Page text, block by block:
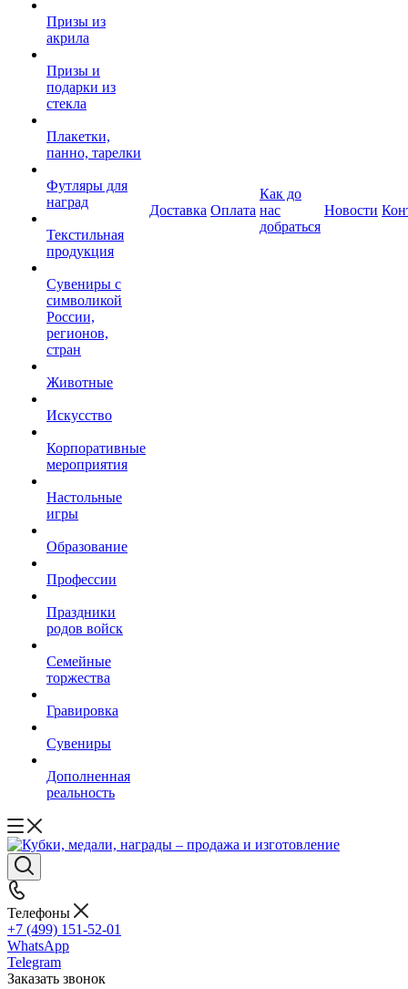
Призы из
акрила
Призы и
подарки из
стекла
Плакетки,
панно, тарелки
Футляры для
наград
Текстильная
продукция
Сувениры с
символикой
России,
регионов,
стран
Животные
Искусство
Корпоративные
мероприятия
Настольные
игры
Образование
Профессии
Праздники
родов войск
Семейные
торжества
Гравировка
Сувениры
Дополненная
реальность
Доставка Оплата
Как до
нас
добраться
Новости
Телефоны
+7 (499) 151-52-01
WhatsApp
Telegram
Заказать звонок